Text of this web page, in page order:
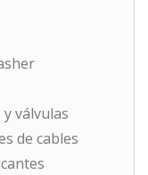
válvulas
de cables